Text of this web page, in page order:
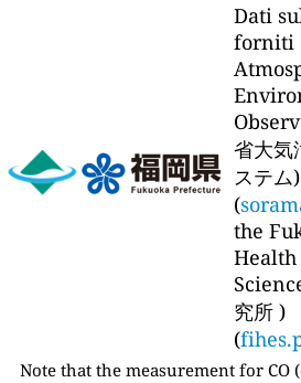
Dati
forniti
省大気
ステム)
(
the
究所 )
(
Note that the measurement for CO